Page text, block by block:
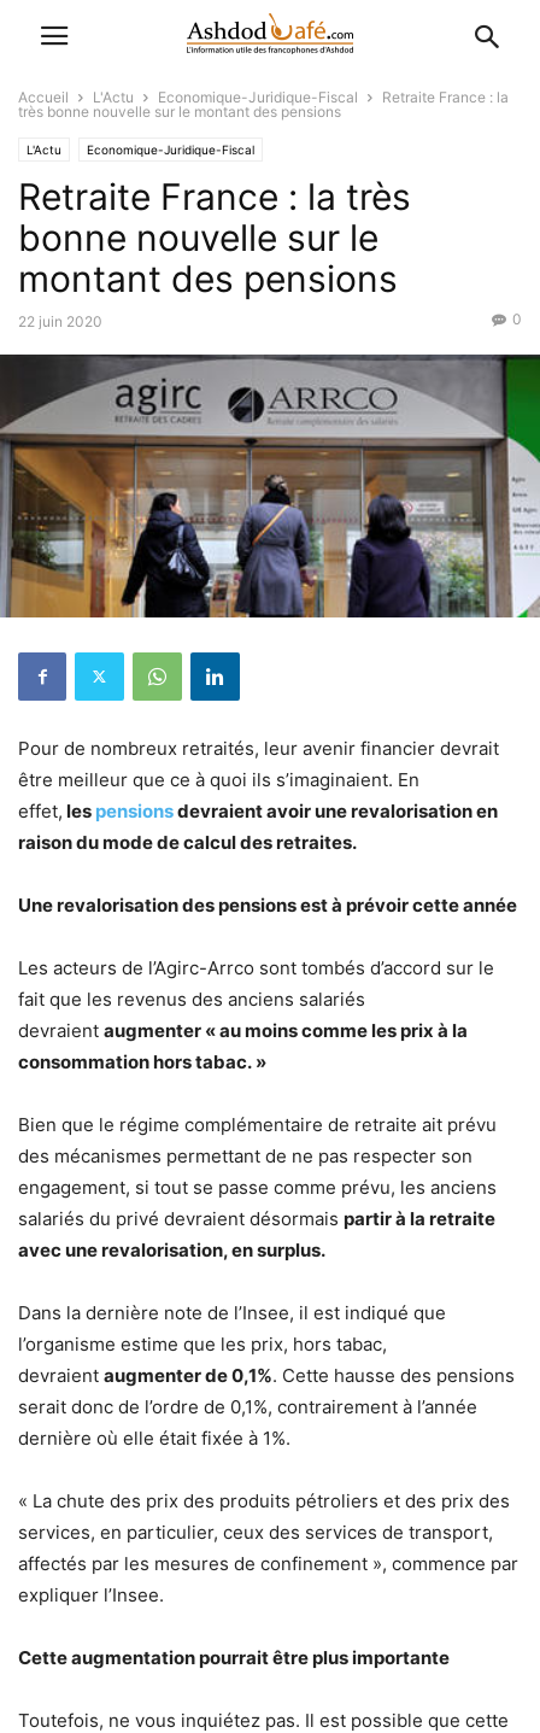
Accueil L'Actu Economique-Juridique-Fiscal
Retraite France : la
très bonne nouvelle sur le montant des pensions
L'Actu Economique-Juridique-Fiscal
Retraite France : la très
bonne nouvelle sur le
montant des pensions
22 juin 2020 0
Pour de nombreux retraités, leur avenir financier devrait
être meilleur que ce à quoi ils s’imaginaient. En
effet, les pensionsdevraient avoir une revalorisation en
raison du mode de calcul des retraites.
Une revalorisation des pensions est à prévoir cette année
Les acteurs de l’Agirc-Arrco sont tombés d’accord sur le
fait que les revenus des anciens salariés
devraient augmenter « au moins comme les prix à la
consommation hors tabac. »
Bien que le régime complémentaire de retraite ait prévu
des mécanismes permettant de ne pas respecter son
engagement, si tout se passe comme prévu, les anciens
salariés du privé devraient désormais partir à la retraite
avec une revalorisation, en surplus.
Dans la dernière note de l’Insee, il est indiqué que
l’organisme estime que les prix, hors tabac,
devraient augmenter de 0,1%. Cette hausse des pensions
serait donc de l’ordre de 0,1%, contrairement à l’année
dernière où elle était fixée à 1%.
« La chute des prix des produits pétroliers et des prix des
services, en particulier, ceux des services de transport,
affectés par les mesures de confinement », commence par
expliquer l’Insee.
Cette augmentation pourrait être plus importante
Toutefois, ne vous inquiétez pas. Il est possible que cette